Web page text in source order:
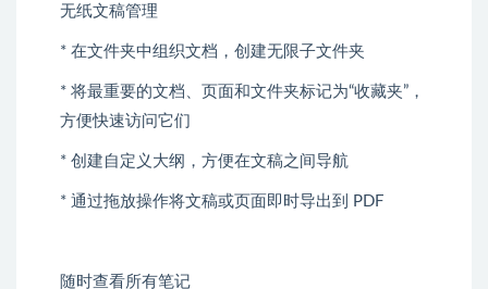
无纸文稿管理
* 在文件夹中组织文档，创建无限子文件夹
* 将最重要的文档、页面和文件夹标记为“收藏夹”，
方便快速访问它们
* 创建自定义大纲，方便在文稿之间导航
* 通过拖放操作将文稿或页面即时导出到 PDF
随时查看所有笔记